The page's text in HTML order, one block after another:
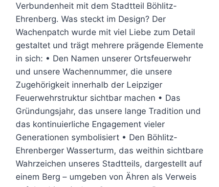
Verbundenheit mit dem Stadtteil Böhlitz-
Ehrenberg. Was steckt im Design? Der
Wachenpatch wurde mit viel Liebe zum Detail
gestaltet und trägt mehrere prägende Elemente
in sich: • Den Namen unserer Ortsfeuerwehr
und unsere Wachennummer, die unsere
Zugehörigkeit innerhalb der Leipziger
Feuerwehrstruktur sichtbar machen • Das
Gründungsjahr, das unsere lange Tradition und
das kontinuierliche Engagement vieler
Generationen symbolisiert • Den Böhlitz-
Ehrenberger Wasserturm, das weithin sichtbare
Wahrzeichen unseres Stadtteils, dargestellt auf
einem Berg – umgeben von Ähren als Verweis